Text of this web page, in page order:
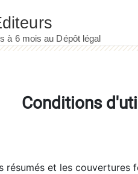
Conditions
résumés et les